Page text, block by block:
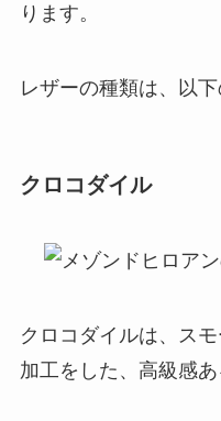
ります。
レザーの種類は、以下
クロコダイル
クロコダイルは、ス
加工をした、高級感あ